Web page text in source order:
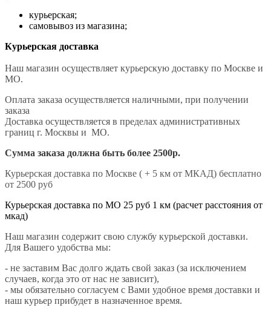
курьерская;
самовывоз из магазина;
Курьерская доставка
Наш магазин осуществляет курьерскую доставку по Москве и
МО.
Оплата заказа осуществляется наличными, при получении
заказа
Доставка осуществляется в пределах административных
границ г. Москвы и МО.
Сумма заказа должна быть более 2500р.
Курьерская доставка по Москве ( + 5 км от МКАД) бесплатно
от 2500 руб
Курьерская доставка по МО 25 руб 1 км (расчет расстояния от
мкад)
Наш магазин содержит свою службу курьерской доставки.
Для Вашего удобства мы:
- не заставим Вас долго ждать свой заказ (за исключением
случаев, когда это от нас не зависит),
- мы обязательно согласуем с Вами удобное время доставки и
наш курьер прибудет в назначенное время.